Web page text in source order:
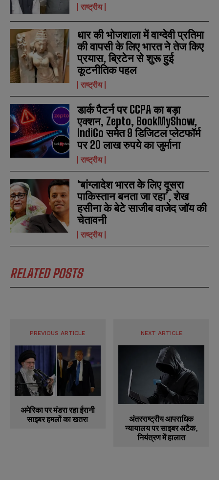
a
e
*
E
m
a
i
*
N
u
m
b
r
s
SUBMIT
a
e
*
E
m
a
i
*
N
u
m
b
r
s
SUBMIT
राष्ट्रीय
धार की भोजशाला में वाग्देवी प्रतिमा
की वापसी के लिए भारत ने तेज किए
प्रयास, ब्रिटेन से शुरू हुई
कूटनीतिक पहल
राष्ट्रीय
डार्क पैटर्न पर CCPA का बड़ा
एक्शन, Zepto, BookMyShow,
IndiGo समेत 9 डिजिटल प्लेटफॉर्म
पर 20 लाख रुपये का जुर्माना
राष्ट्रीय
‘बांग्लादेश भारत के लिए दूसरा
पाकिस्तान बनता जा रहा’, शेख
हसीना के बेटे साजीब वाजेद जॉय की
चेतावनी
राष्ट्रीय
RELATED POSTS
PREVIOUS ARTICLE
अमेरिका पर मंडरा रहा ईरानी
साइबर हमलों का खतरा
NEXT ARTICLE
अंतरराष्ट्रीय आपराधिक
न्यायालय पर साइबर अटैक,
नियंत्रण में हालात